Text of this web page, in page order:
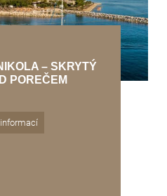
– SKRYTÝ
POREČEM